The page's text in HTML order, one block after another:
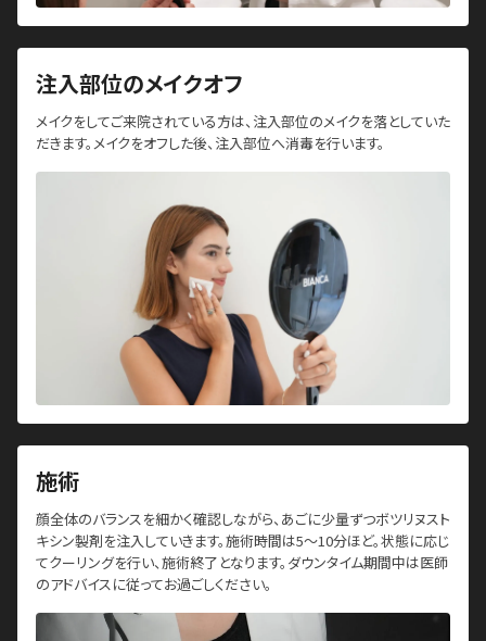
注入部位のメイクオフ
メイクをしてご来院されている方は、注入部位のメイクを落としていた
だきます。メイクをオフした後、注入部位へ消毒を行います。
施術
顔全体のバランスを細かく確認しながら、あごに少量ずつボツリヌスト
キシン製剤を注入していきます。施術時間は5～10分ほど。状態に応じ
てクーリングを行い、施術終了となります。ダウンタイム期間中は医師
のアドバイスに従ってお過ごしください。